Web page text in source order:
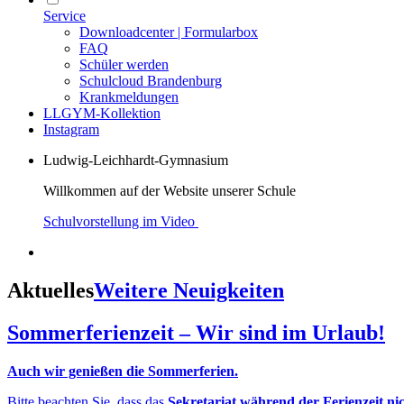
Service
Downloadcenter | Formularbox
FAQ
Schüler werden
Schulcloud Brandenburg
Krankmeldungen
LLGYM-Kollektion
Instagram
Ludwig-Leichhardt-Gymnasium
Willkommen auf der Website unserer Schule
Schulvorstellung im Video
AktuellesWeitere Neuigkeiten
Sommerferienzeit – Wir sind im Urlaub!
Auch wir genießen die Sommerferien.